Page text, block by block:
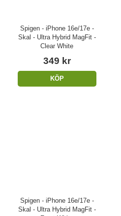
Spigen - iPhone 16e/17e -
Skal - Ultra Hybrid MagFit -
Clear White
349 kr
KÖP
Spigen - iPhone 16e/17e -
Skal - Ultra Hybrid MagFit -